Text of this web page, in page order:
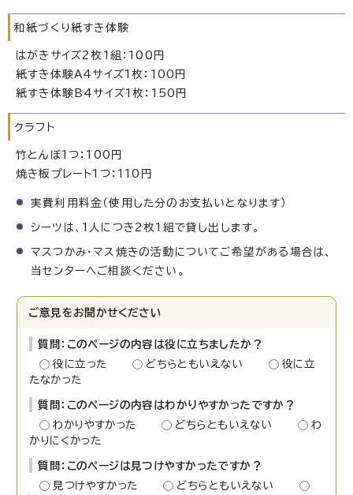
和紙づくり紙すき体験
はがきサイズ2枚1組：100円
紙すき体験A4サイズ1枚：100円
紙すき体験B4サイズ1枚：150円
クラフト
竹とんぼ1つ：100円
焼き板プレート1つ：110円
実費利用料金（使用した分のお支払いとなります）
シーツは、1人につき2枚1組で貸し出します。
マスつかみ・マス焼きの活動についてご希望がある場合は、
当センターへご相談ください。
ご意見をお聞かせください
質問：このページの内容は役に立ちましたか？
役に立った
どちらともいえない
役に立
たなかった
質問：このページの内容はわかりやすかったですか？
わかりやすかった
どちらともいえない
わ
かりにくかった
質問：このページは見つけやすかったですか？
見つけやすかった
どちらともいえない